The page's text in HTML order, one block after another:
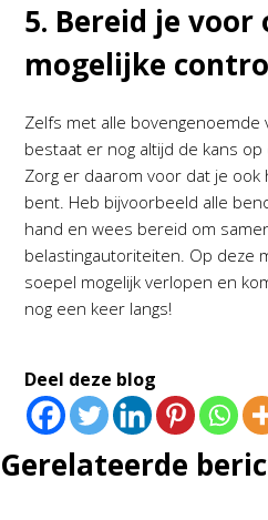
5. Bereid je voor
mogelijke
Zelfs met alle bovengenoemde
bestaat er nog altijd de kans
Zorg er daarom voor dat je
bent. Heb bijvoorbeeld alle
hand en wees bereid om
belastingautoriteiten. Op deze
soepel mogelijk verlopen en
nog een keer langs!
Deel deze blog
Gerelateerde